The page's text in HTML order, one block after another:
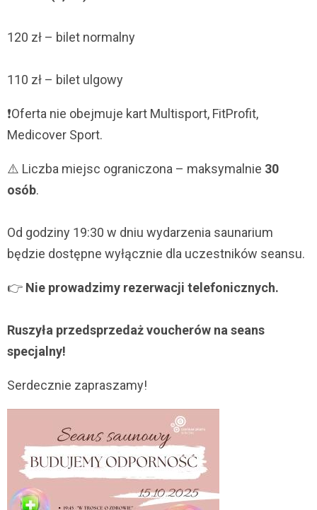
120 zł – bilet normalny
110 zł – bilet ulgowy
❗Oferta nie obejmuje kart Multisport, FitProfit,
Medicover Sport.
⚠️ Liczba miejsc ograniczona – maksymalnie 30
osób.
Od godziny 19:30 w dniu wydarzenia saunarium
będzie dostępne wyłącznie dla uczestników seansu.
👉 Nie prowadzimy rezerwacji telefonicznych.
Ruszyła przedsprzedaż voucherów na seans
specjalny!
Serdecznie zapraszamy!